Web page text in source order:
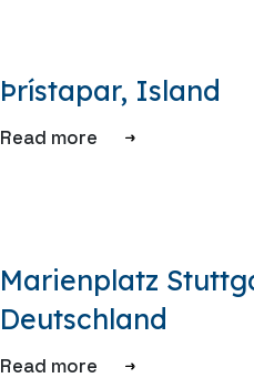
Þrístapar, Island
Read more
Marienplatz
Deutschland
Read more